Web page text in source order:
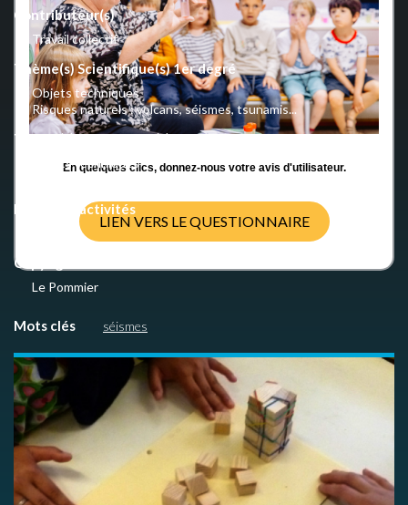
Contributeur(s)
Travail collectif
Thème(s) Scientifique(s) 1er degré
Objets techniques
Risques naturels : volcans, séismes, tsunamis...
Thème(s) Scientifique(s) 2nd degré
Objets techniques
Nombre d'activités
Copyright
Le Pommier
Mots clés séismes
En quelques clics, donnez-nous votre avis d'utilisateur.
LIEN VERS LE QUESTIONNAIRE